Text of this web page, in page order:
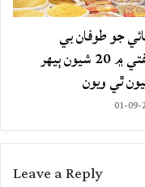
جو طوفان بي
قابو،هفتي ۾ 20 شيون ٻيهر
ٿي ويون
01-09-
Leave a Reply